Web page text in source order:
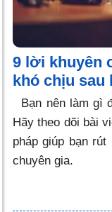
9 lời khuyên
khó chịu
Bạn nên làm gì
Hãy theo dõi bài
pháp giúp bạn
chuyên gia.